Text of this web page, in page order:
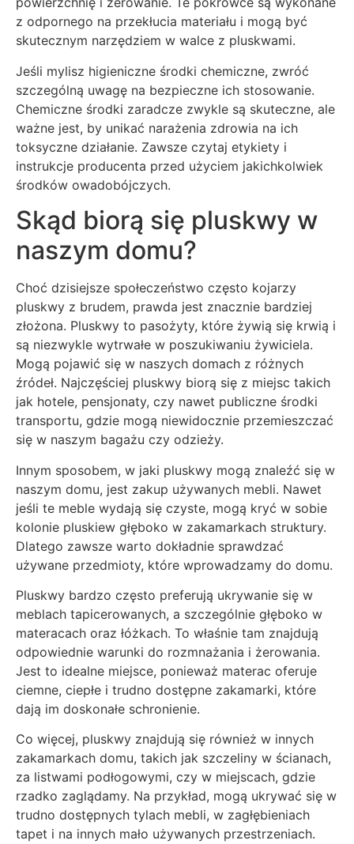
z odpornego na przekłucia materiału i mogą być
skutecznym narzędziem w walce z pluskwami.
Jeśli mylisz higieniczne środki chemiczne, zwróć
szczególną uwagę na bezpieczne ich stosowanie.
Chemiczne środki zaradcze zwykle są skuteczne, ale
ważne jest, by unikać narażenia zdrowia na ich
toksyczne działanie. Zawsze czytaj etykiety i
instrukcje producenta przed użyciem jakichkolwiek
środków owadobójczych.
Skąd biorą się pluskwy w
naszym domu?
Choć dzisiejsze społeczeństwo często kojarzy
pluskwy z brudem, prawda jest znacznie bardziej
złożona. Pluskwy to pasożyty, które żywią się krwią i
są niezwykle wytrwałe w poszukiwaniu żywiciela.
Mogą pojawić się w naszych domach z różnych
źródeł. Najczęściej pluskwy biorą się z miejsc takich
jak hotele, pensjonaty, czy nawet publiczne środki
transportu, gdzie mogą niewidocznie przemieszczać
się w naszym bagażu czy odzieży.
Innym sposobem, w jaki pluskwy mogą znaleźć się w
naszym domu, jest zakup używanych mebli. Nawet
jeśli te meble wydają się czyste, mogą kryć w sobie
kolonie pluskiew głęboko w zakamarkach struktury.
Dlatego zawsze warto dokładnie sprawdzać
używane przedmioty, które wprowadzamy do domu.
Pluskwy bardzo często preferują ukrywanie się w
meblach tapicerowanych, a szczególnie głęboko w
materacach oraz łóżkach. To właśnie tam znajdują
odpowiednie warunki do rozmnażania i żerowania.
Jest to idealne miejsce, ponieważ materac oferuje
ciemne, ciepłe i trudno dostępne zakamarki, które
dają im doskonałe schronienie.
Co więcej, pluskwy znajdują się również w innych
zakamarkach domu, takich jak szczeliny w ścianach,
za listwami podłogowymi, czy w miejscach, gdzie
rzadko zaglądamy. Na przykład, mogą ukrywać się w
trudno dostępnych tylach mebli, w zagłębieniach
tapet i na innych mało używanych przestrzeniach.